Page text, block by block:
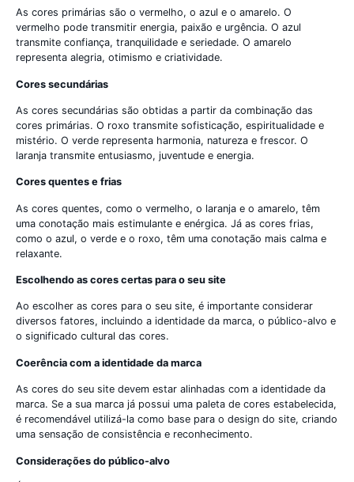
As cores primárias são o vermelho, o azul e o amarelo. O
vermelho pode transmitir energia, paixão e urgência. O azul
transmite confiança, tranquilidade e seriedade. O amarelo
representa alegria, otimismo e criatividade.
Cores secundárias
As cores secundárias são obtidas a partir da combinação das
cores primárias. O roxo transmite sofisticação, espiritualidade e
mistério. O verde representa harmonia, natureza e frescor. O
laranja transmite entusiasmo, juventude e energia.
Cores quentes e frias
As cores quentes, como o vermelho, o laranja e o amarelo, têm
uma conotação mais estimulante e enérgica. Já as cores frias,
como o azul, o verde e o roxo, têm uma conotação mais calma e
relaxante.
Escolhendo as cores certas para o seu site
Ao escolher as cores para o seu site, é importante considerar
diversos fatores, incluindo a identidade da marca, o público-alvo e
o significado cultural das cores.
Coerência com a identidade da marca
As cores do seu site devem estar alinhadas com a identidade da
marca. Se a sua marca já possui uma paleta de cores estabelecida,
é recomendável utilizá-la como base para o design do site, criando
uma sensação de consistência e reconhecimento.
Considerações do público-alvo